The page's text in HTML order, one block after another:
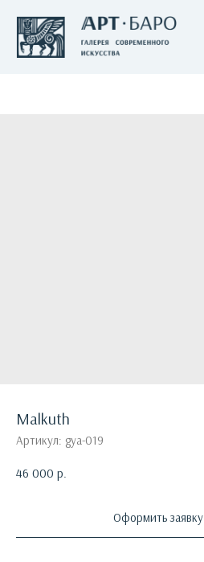
Malkuth
Артикул: gya-019
46 000 р.
Оформить заявку